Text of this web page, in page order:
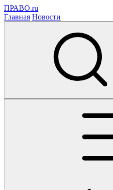
ПРАВО.ru
Главная Новости